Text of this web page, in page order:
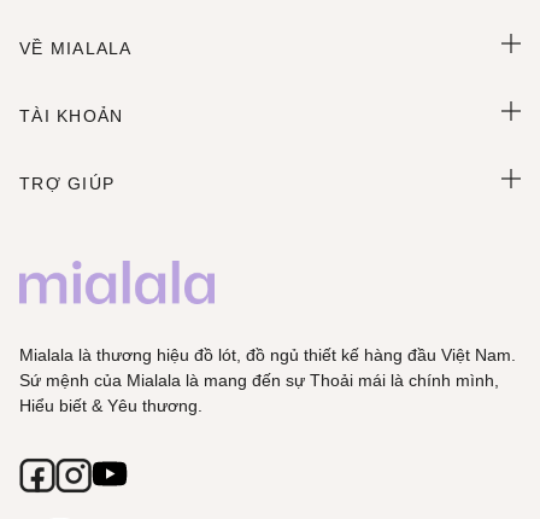
VỀ MIALALA
TÀI KHOẢN
TRỢ GIÚP
Mialala là thương hiệu đồ lót, đồ ngủ thiết kế hàng đầu Việt Nam.
Sứ mệnh của Mialala là mang đến sự Thoải mái là chính mình,
Hiểu biết & Yêu thương.